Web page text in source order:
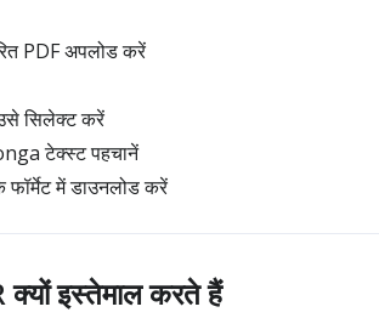
PDF अपलोड करें
सिलेक्ट करें
टेक्स्ट पहचानें
में डाउनलोड करें
इस्तेमाल करते हैं